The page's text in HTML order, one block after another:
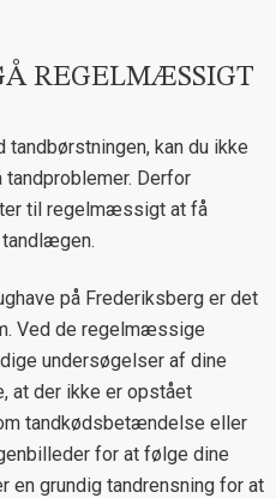
REGELMÆSSIGT
tandbørstningen, kan du ikke
Derfor
til regelmæssigt at få
på Frederiksberg er det
Ved de regelmæssige
undersøgelser af dine
at der ikke er opstået
tandkødsbetændelse eller
for at følge dine
grundig tandrensning for at